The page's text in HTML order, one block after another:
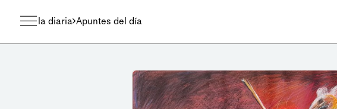
la diaria Apuntes del día